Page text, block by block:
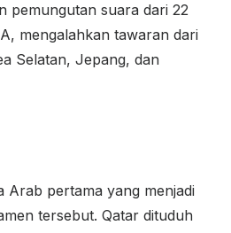
pemungutan suara dari 22
mengalahkan tawaran dari
Selatan, Jepang, dan
Arab pertama yang menjadi
tersebut. Qatar dituduh